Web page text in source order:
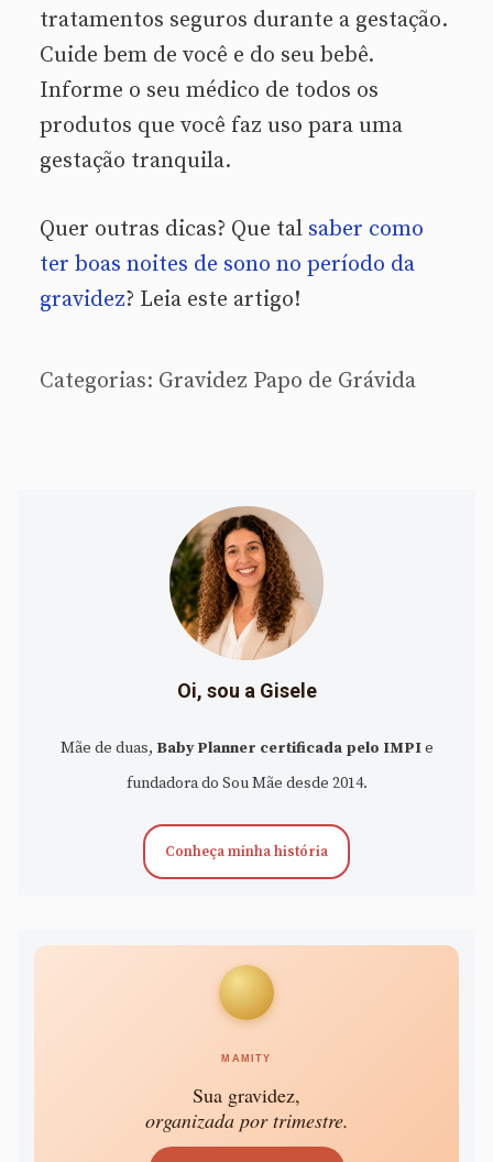
tratamentos seguros durante a gestação.
Cuide bem de você e do seu bebê.
Informe o seu médico de todos os
produtos que você faz uso para uma
gestação tranquila.
Quer outras dicas? Que tal saber como
ter boas noites de sono no período da
gravidez? Leia este artigo!
Categorias: Gravidez Papo de Grávida
Oi, sou a Gisele
Mãe de duas, Baby Planner certificada pelo IMPIe
fundadora do Sou Mãe desde 2014.
Conheça minha história
MAMITY
Sua gravidez,
organizada por trimestre.